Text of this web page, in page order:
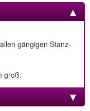
gängigen Stanz-
groß.